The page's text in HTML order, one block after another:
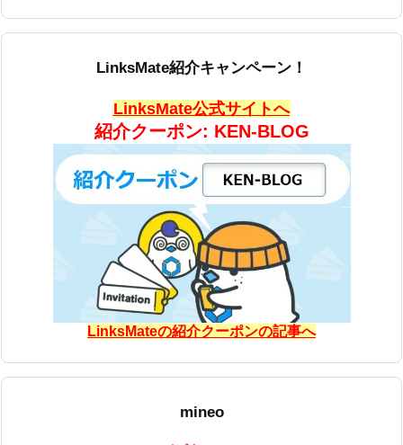
LinksMate紹介キャンペーン！
LinksMate公式サイトへ
紹介クーポン: KEN-BLOG
LinksMateの紹介クーポンの記事へ
mineo